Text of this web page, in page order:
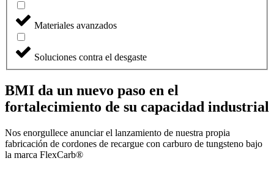
Materiales avanzados
Soluciones contra el desgaste
BMI da un nuevo paso en el
fortalecimiento de su capacidad industrial
Nos enorgullece anunciar el lanzamiento de nuestra propia
fabricación de cordones de recargue con carburo de tungsteno bajo
la marca FlexCarb®